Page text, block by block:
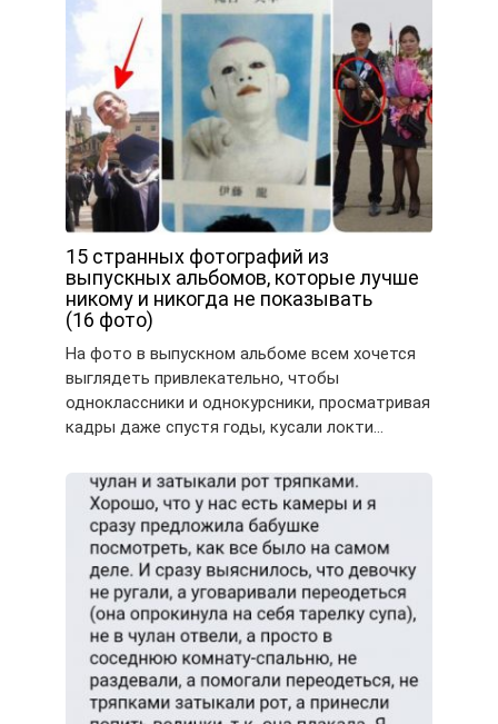
15 странных фотографий из
выпускных альбомов, которые лучше
никому и никогда не показывать
(16 фото)
На фото в выпускном альбоме всем хочется
выглядеть привлекательно, чтобы
одноклассники и однокурсники, просматривая
кадры даже спустя годы, кусали локти…